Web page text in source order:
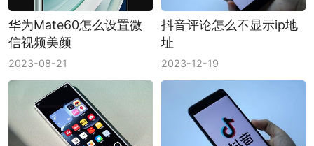
华为Mate60怎么设置微
信视频美颜
2023-08-21
抖音评论怎么不显示ip地
址
2023-12-19